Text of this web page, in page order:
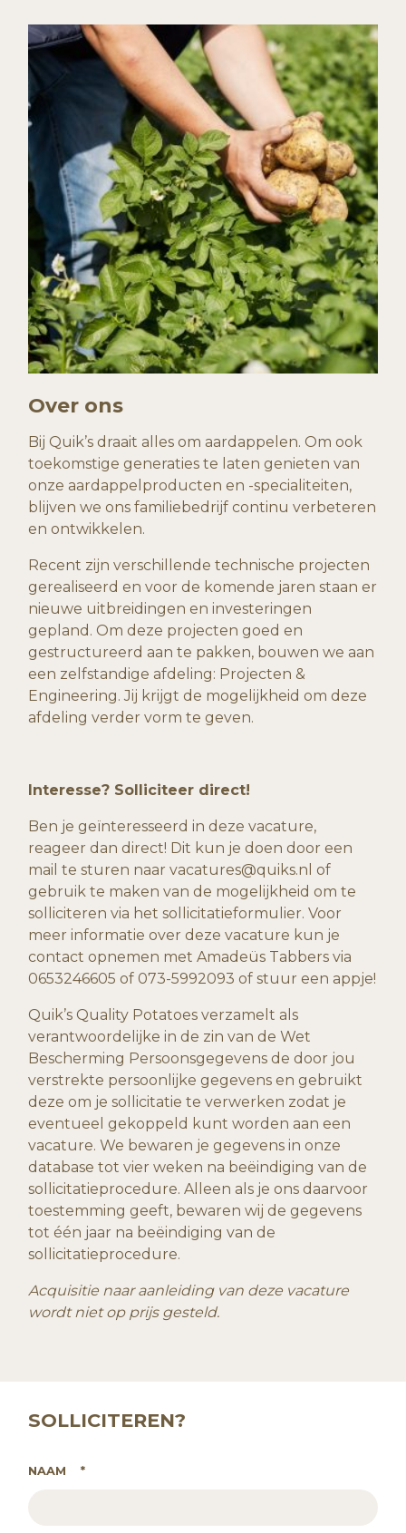
Over ons
Bij Quik’s draait alles om aardappelen. Om ook
toekomstige generaties te laten genieten van
onze aardappelproducten en -specialiteiten,
blijven we ons familiebedrijf continu verbeteren
en ontwikkelen.
Recent zijn verschillende technische projecten
gerealiseerd en voor de komende jaren staan er
nieuwe uitbreidingen en investeringen
gepland. Om deze projecten goed en
gestructureerd aan te pakken, bouwen we aan
een zelfstandige afdeling: Projecten &
Engineering. Jij krijgt de mogelijkheid om deze
afdeling verder vorm te geven.
Interesse? Solliciteer direct!
Ben je geïnteresseerd in deze vacature,
reageer dan direct! Dit kun je doen door een
mail te sturen naar vacatures@quiks.nl of
gebruik te maken van de mogelijkheid om te
solliciteren via het sollicitatieformulier. Voor
meer informatie over deze vacature kun je
contact opnemen met Amadeüs Tabbers via
0653246605 of 073-5992093 of stuur een appje!
Quik’s Quality Potatoes verzamelt als
verantwoordelijke in de zin van de Wet
Bescherming Persoonsgegevens de door jou
verstrekte persoonlijke gegevens en gebruikt
deze om je sollicitatie te verwerken zodat je
eventueel gekoppeld kunt worden aan een
vacature. We bewaren je gegevens in onze
database tot vier weken na beëindiging van de
sollicitatieprocedure. Alleen als je ons daarvoor
toestemming geeft, bewaren wij de gegevens
tot één jaar na beëindiging van de
sollicitatieprocedure.
Acquisitie naar aanleiding van deze vacature
wordt niet op prijs gesteld.
SOLLICITEREN?
NAAM *